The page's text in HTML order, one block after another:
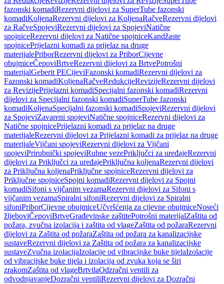
fazonski komadiRezervni dijelovi za SuperTube fazonski
komadiKoljenaRezervni dijelovi za KoljenaRačveRezervni dijelovi
za RačveSpojeviRezervni dijelovi za SpojeviNatične
spojniceRezervni dijelovi za Natične spojniceKandžaste
spojnicePrijelazni komadi za prijelaz na druge
materijalePriborRezervni dijelovi za PriborCijevne
obujmiceČepoviBrtveRezervni dijelovi za BrtvePotrošni
materijalGeberit PECijeviFazonski komadiRezervni dijelovi za
Fazonski komadiKoljenaRačveRedukcijeRevizijeRezervni dijelovi
za RevizijePrijelazni komadiSpecijalni fazonski komadiRezervni
dijelovi za Specijalni fazonski komadiSuperTube fazonski
komadiKoljenaSpecijalni fazonski komadiSpojeviRezervni dijelovi
za SpojeviZavareni spojeviNatične spojniceRezervni dijelovi za
Natične spojnicePrijelazni komadi za prijelaz na druge
materijaleRezervni dijelovi za Prijelazni komadi za prijelaz na druge
materijaleVijčani spojeviRezervni dijelovi za Vijčani
spojeviPrirubnički spojeviRubne vezePriključci za uređajeRezervni
dijelovi za Priključci za uređajePriključna koljenaRezervni dijelovi
za Priključna koljenaPriključne spojniceRezervni dijelovi za
Priključne spojniceSpojni komadiRezervni dijelovi za Spojni
komadiSifoni s vijčanim vezamaRezervni dijelovi za Sifoni s
vijčanim vezamaSpiralni sifoniRezervni dijelovi za Spiralni
sifoniPriborCijevne obujmiceUčvršćenja za cijevne obujmiceNoseći
žljeboviČepoviBrtveGrađevinske zaštitePotrošni materijalZaštita od
požara, zvučna izolacija i zaštita od vlageZaštita od požaraRezervni
dijelovi za Zaštita od požaraZaštita od požara za kanalizacijske
sustaveRezervni dijelovi za Zaštita od požara za kanalizacijske
sustaveZvučna izolacijaIzolacije od vibracijske buke tijelaIzolacije
od vibracijske buke tijela i izolacija od zvuka koja se širi
zrakomZaštita od vlageBrtvilaOdzračni ventili za
odvodnjavanjeDozračni ventiliRezervni dijelovi za Dozračni